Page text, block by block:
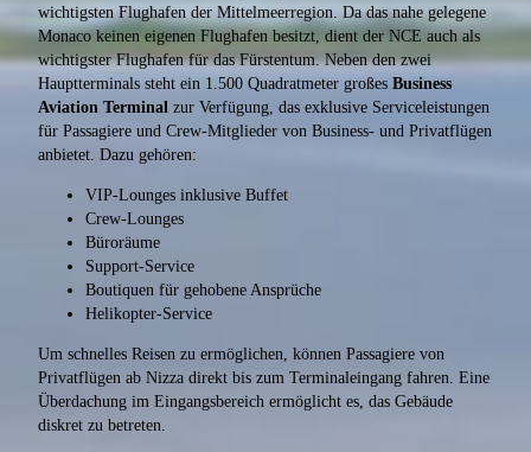
wichtigsten Flughafen der Mittelmeerregion. Da das nahe gelegene
Monaco keinen eigenen Flughafen besitzt, dient der NCE auch als
wichtigster Flughafen für das Fürstentum. Neben den zwei
Hauptterminals steht ein 1.500 Quadratmeter großes Business
Aviation Terminal zur Verfügung, das exklusive Serviceleistungen
für Passagiere und Crew-Mitglieder von Business- und Privatflügen
anbietet. Dazu gehören:
VIP-Lounges inklusive Buffet
Crew-Lounges
Büroräume
Support-Service
Boutiquen für gehobene Ansprüche
Helikopter-Service
Um schnelles Reisen zu ermöglichen, können Passagiere von
Privatflügen ab Nizza direkt bis zum Terminaleingang fahren. Eine
Überdachung im Eingangsbereich ermöglicht es, das Gebäude
diskret zu betreten.